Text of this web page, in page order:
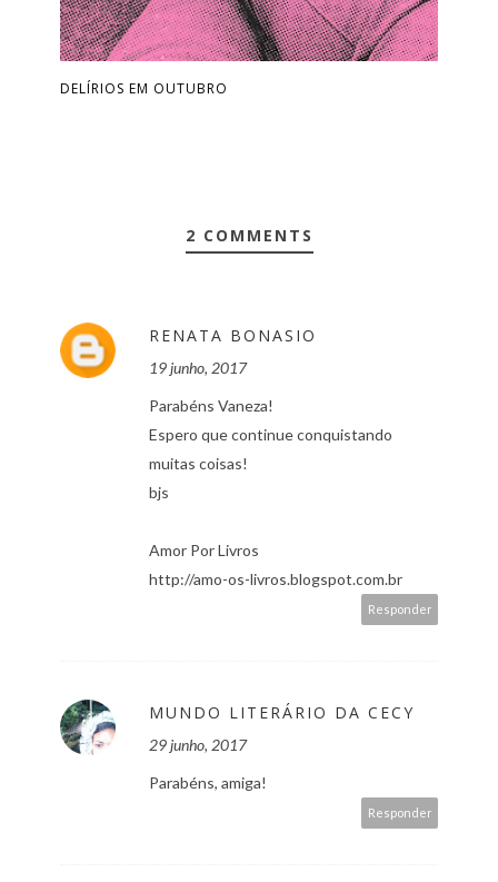
DELÍRIOS EM OUTUBRO
2 COMMENTS
RENATA BONASIO
19 junho, 2017
Parabéns Vaneza!
Espero que continue conquistando
muitas coisas!
bjs
Amor Por Livros
http://amo-os-livros.blogspot.com.br
Responder
MUNDO LITERÁRIO DA CECY
29 junho, 2017
Parabéns, amiga!
Responder